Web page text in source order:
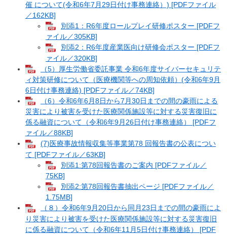
催 について(令和6年7月29日付け事務連絡）) [PDFファイル
／162KB]
別添1：R6年度ロールプレイ研修ポスター [PDFフ
ァイル／305KB]
別添2：R6年度産業医向け研修会ポスター [PDFフ
ァイル／320KB]
（5）厚生労働省委託事業 令和6年度サイバーセキュリテ
ィ対策研修について（医療機関等への周知依頼）(令和6年9月
6日付け事務連絡) [PDFファイル／74KB]
（6）令和6年6月8日から7月30日までの間の豪雨による
災害により被害を受けた医療関係施設等に対する災害復旧に
係る融資について（令和6年9月26日付け事務連絡） [PDFフ
ァイル／88KB]
(7)医療事故情報収集等事業第78 回報告書の公表につい
て [PDFファイル／63KB]
別添1:第78回報告書のご案内 [PDFファイル／
75KB]
別添2:第78回報告書抽出ページ [PDFファイル／
1.75MB]
（８）令和6年9月20日から同月23日までの間の豪雨によ
り災害により被害を受けた医療関係施設等に対する災害復旧
に係る融資について（令和6年11月5日付け事務連絡） [PDF